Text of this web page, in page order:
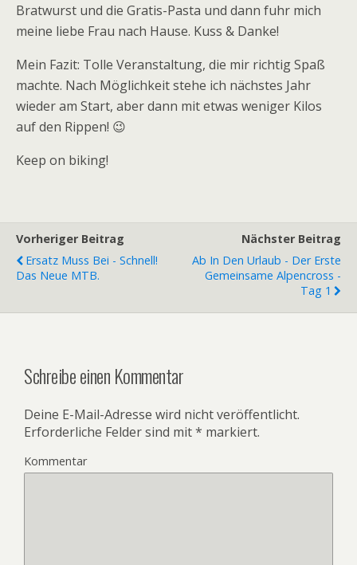
Bratwurst und die Gratis-Pasta und dann fuhr mich
meine liebe Frau nach Hause. Kuss & Danke!
Mein Fazit: Tolle Veranstaltung, die mir richtig Spaß
machte. Nach Möglichkeit stehe ich nächstes Jahr
wieder am Start, aber dann mit etwas weniger Kilos
auf den Rippen! 😉
Keep on biking!
Vorheriger Beitrag
Ersatz Muss Bei - Schnell!
Das Neue MTB.
Nächster Beitrag
Ab In Den Urlaub - Der Erste
Gemeinsame Alpencross -
Tag 1
Schreibe einen Kommentar
Deine E-Mail-Adresse wird nicht veröffentlicht.
Erforderliche Felder sind mit* markiert.
Kommentar